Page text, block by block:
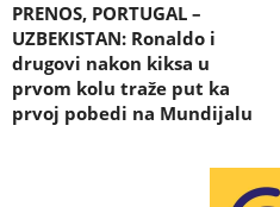
PRENOS, PORTUGAL –
UZBEKISTAN: Ronaldo i
drugovi nakon kiksa u
prvom kolu traže put ka
prvoj pobedi na Mundijalu